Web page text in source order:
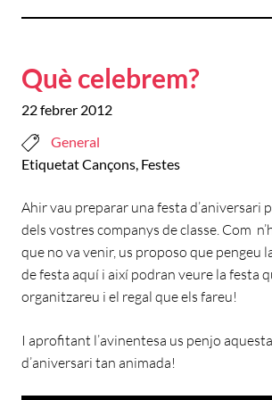
Què celebrem?
22 febrer 2012
General
EtiquetatCançons, Festes
Ahir vau preparar una festa d’aniversari
dels vostres companys de classe. Com
que no va venir, us proposo que pengeu
de festa aquí i així podran veure la festa
organitzareu i el regal que els fareu!
I aprofitant l’avinentesa us penjo
d’aniversari tan animada!